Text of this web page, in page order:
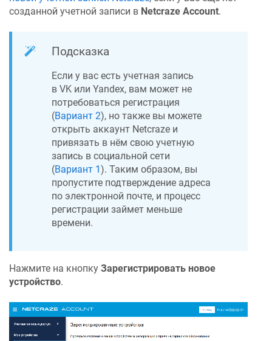
созданной учетной записи в Netcraze Account.
Подсказка
Если у вас есть учетная запись
в VK или Yandex, вам может не
потребоваться регистрация
(Вариант 2), но также вы можете
открыть аккаунт Netcraze и
привязать в нём свою учетную
запись в социальной сети
(Вариант 1 ). Таким образом, вы
пропустите подтверждение адреса
по электронной почте, и процесс
регистрации займет меньше
времени.
Нажмите на кнопку Зарегистрировать новое
устройство.